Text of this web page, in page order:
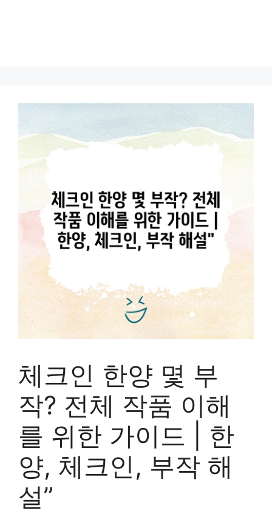
체크인 한양 몇 부
작? 전체 작품 이해
를 위한 가이드 | 한
양, 체크인, 부작 해
설”